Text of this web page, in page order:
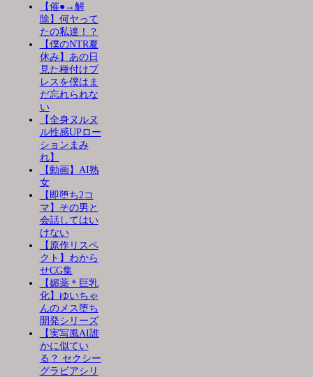
【催●→解
除】何ヤって
たの私達！？
【僕のNTR夏
休み】あの日
見た種付けプ
レスを僕はま
だ忘れられな
い
【全身ヌルヌ
ル性感UPロー
ションまみ
れ】
【動画】AI熟
女
【即堕ち2コ
マ】その男と
会話してはい
けない
【原作リスペ
クト】わから
せCG集
【媚薬＊巨乳
化】ゆいちゃ
んのメス堕ち
開発シリーズ
【実写風AI誰
かに似てい
る？ セクシー
グラビアシリ